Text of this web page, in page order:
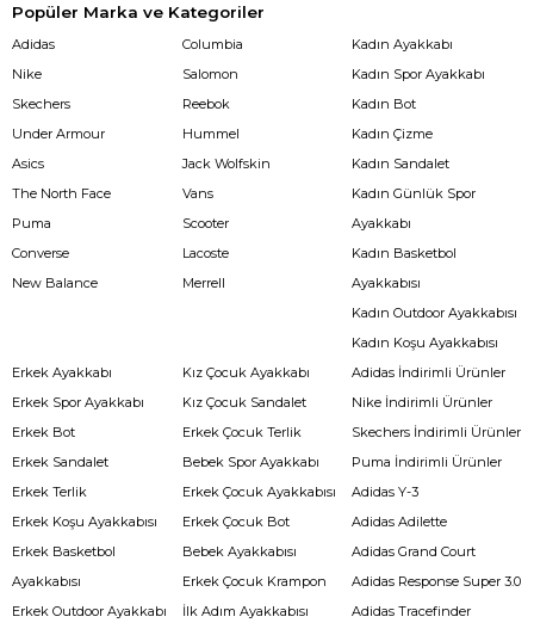
Popüler Marka ve Kategoriler
Adidas
Nike
Skechers
Under Armour
Asics
The North Face
Puma
Converse
New Balance
Columbia
Salomon
Reebok
Hummel
Jack Wolfskin
Vans
Scooter
Lacoste
Merrell
Kadın Ayakkabı
Kadın Spor Ayakkabı
Kadın Bot
Kadın Çizme
Kadın Sandalet
Kadın Günlük Spor
Ayakkabı
Kadın Basketbol
Ayakkabısı
Kadın Outdoor Ayakkabısı
Kadın Koşu Ayakkabısı
Erkek Ayakkabı
Erkek Spor Ayakkabı
Erkek Bot
Erkek Sandalet
Erkek Terlik
Erkek Koşu Ayakkabısı
Erkek Basketbol
Ayakkabısı
Erkek Outdoor Ayakkabı
Kız Çocuk Ayakkabı
Kız Çocuk Sandalet
Erkek Çocuk Terlik
Bebek Spor Ayakkabı
Erkek Çocuk Ayakkabısı
Erkek Çocuk Bot
Bebek Ayakkabısı
Erkek Çocuk Krampon
İlk Adım Ayakkabısı
Adidas İndirimli Ürünler
Nike İndirimli Ürünler
Skechers İndirimli Ürünler
Puma İndirimli Ürünler
Adidas Y-3
Adidas Adilette
Adidas Grand Court
Adidas Response Super 3.0
Adidas Tracefinder